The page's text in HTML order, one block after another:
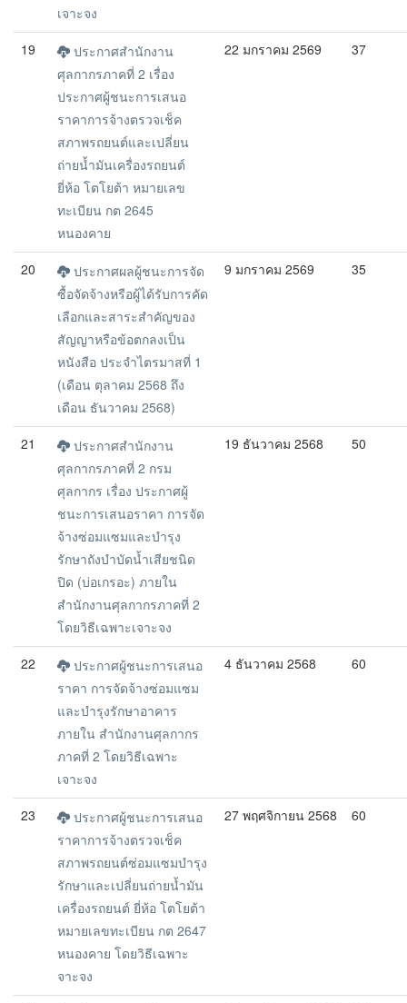
เจาะจง
19
ประกาศสำนักงาน
ศุลกากรภาคที่ 2 เรื่อง
ประกาศผู้ชนะการเสนอ
ราคาการจ้างตรวจเช็ค
สภาพรถยนต์และเปลี่ยน
ถ่ายน้ำมันเครื่องรถยนต์
ยี่ห้อ โตโยต้า หมายเลข
ทะเบียน กต 2645
หนองคาย
22 มกราคม 2569 37
20
ประกาศผลผู้ชนะการจัด
ซื้อจัดจ้างหรือผู้ได้รับการคัด
เลือกและสาระสำคัญของ
สัญญาหรือข้อตกลงเป็น
หนังสือ ประจำไตรมาสที่ 1
(เดือน ตุลาคม 2568 ถึง
เดือน ธันวาคม 2568)
9 มกราคม 2569 35
21
ประกาศสำนักงาน
ศุลกากรภาคที่ 2 กรม
ศุลกากร เรื่อง ประกาศผู้
ชนะการเสนอราคา การจัด
จ้างซ่อมแซมและบำรุง
รักษาถังบำบัดน้ำเสียชนิด
ปิด (บ่อเกรอะ) ภายใน
สำนักงานศุลกากรภาคที่ 2
โดยวิธีเฉพาะเจาะจง
19 ธันวาคม 2568 50
22
ประกาศผู้ชนะการเสนอ
ราคา การจัดจ้างซ่อมแซม
และบำรุงรักษาอาคาร
ภายใน สำนักงานศุลกากร
ภาคที่ 2 โดยวิธีเฉพาะ
เจาะจง
4 ธันวาคม 2568 60
23
ประกาศผู้ชนะการเสนอ
ราคาการจ้างตรวจเช็ค
สภาพรถยนต์ซ่อมแซมบำรุง
รักษาและเปลี่ยนถ่ายน้ำมัน
เครื่องรถยนต์ ยี่ห้อ โตโยต้า
หมายเลขทะเบียน กต 2647
หนองคาย โดยวิธีเฉพาะ
จาะจง
27 พฤศจิกายน 2568 60